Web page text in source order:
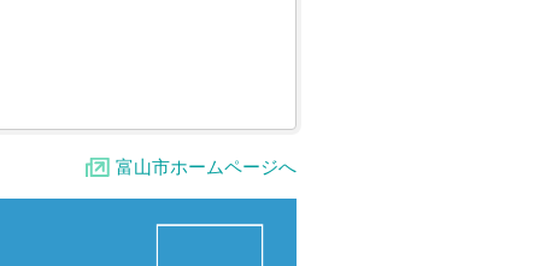
富山市ホームページへ